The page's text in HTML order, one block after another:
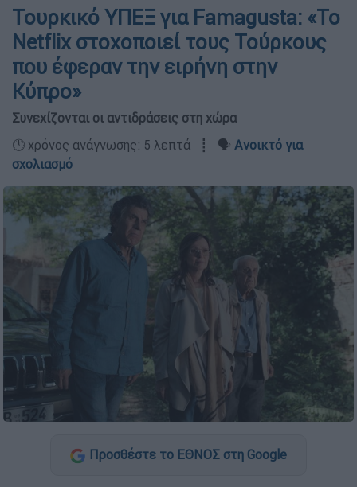
Τουρκικό ΥΠΕΞ για Famagusta: «Το
Netflix στοχοποιεί τους Τούρκους
που έφεραν την ειρήνη στην
Κύπρο»
Συνεχίζονται οι αντιδράσεις στη χώρα
🕛 χρόνος ανάγνωσης: 5 λεπτά ┋ 🗣️ Ανοικτό για
σχολιασμό
Προσθέστε το ΕΘΝΟΣ στη Google